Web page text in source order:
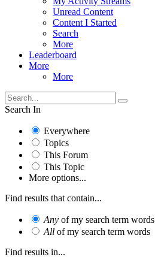
Unread Content
Content I Started
Search
More
Leaderboard
More
More
Search In
Everywhere
Topics
This Forum
This Topic
More options...
Find results that contain...
Any of my search term words
All of my search term words
Find results in...